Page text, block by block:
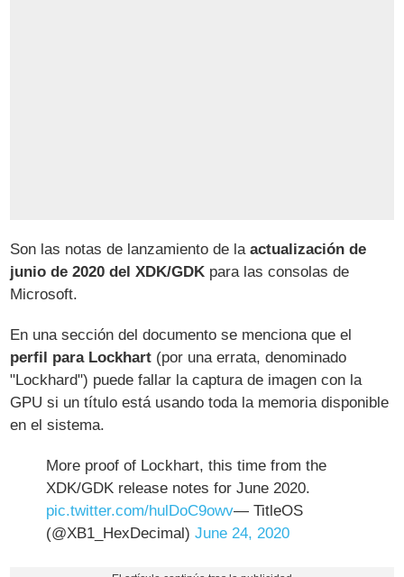
Son las notas de lanzamiento de laactualización de
junio de 2020 del XDK/GDK para las consolas de
Microsoft.
En una sección del documento se menciona que el
perfil para Lockhart (por una errata, denominado
"Lockhard") puede fallar la captura de imagen con la
GPU si un título está usando toda la memoria disponible
en el sistema.
More proof of Lockhart, this time from the
XDK/GDK release notes for June 2020.
pic.twitter.com/hulDoC9owv— TitleOS
(@XB1_HexDecimal)June 24, 2020